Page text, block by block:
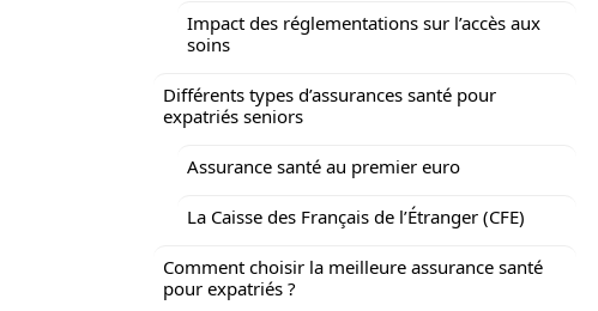
Impact des réglementations sur l’accès aux
soins
Différents types d’assurances santé pour
expatriés seniors
Assurance santé au premier euro
La Caisse des Français de l’Étranger (CFE)
Comment choisir la meilleure assurance santé
pour expatriés ?